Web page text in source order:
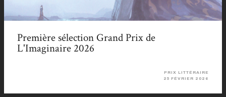
Première sélection Grand Prix de
L'Imaginaire 2026
PRIX LITTÉRAIRE
25 FÉVRIER 2026